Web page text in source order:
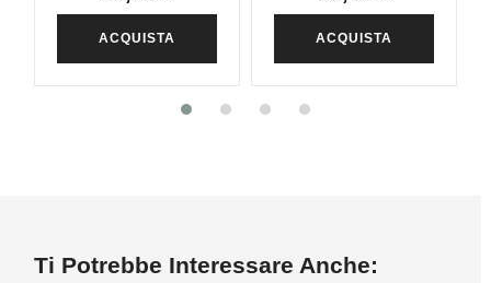
ACQUISTA ACQUISTA
Ti Potrebbe Interessare Anche: